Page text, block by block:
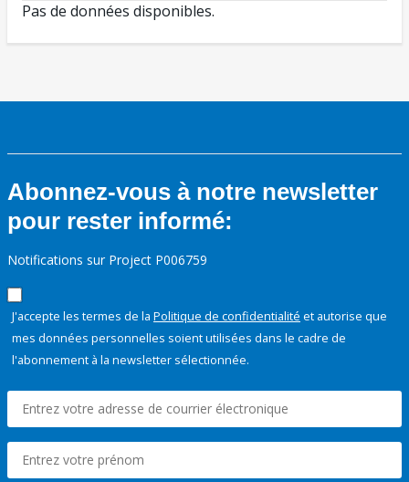
Pas de données disponibles.
Abonnez-vous à notre newsletter
pour rester informé:
Notifications sur Project P006759
J'accepte les termes de la Politique de confidentialité et autorise que
mes données personnelles soient utilisées dans le cadre de
l'abonnement à la newsletter sélectionnée.